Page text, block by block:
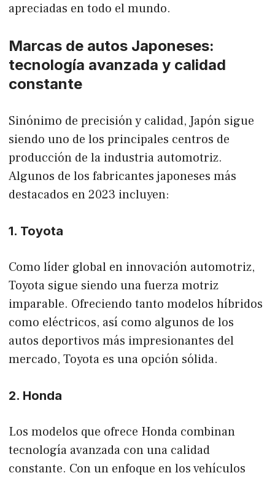
apreciadas en todo el mundo.
Marcas de autos Japoneses:
tecnología avanzada y calidad
constante
Sinónimo de precisión y calidad, Japón sigue
siendo uno de los principales centros de
producción de la industria automotriz.
Algunos de los fabricantes japoneses más
destacados en 2023 incluyen:
1. Toyota
Como líder global en innovación automotriz,
Toyota sigue siendo una fuerza motriz
imparable. Ofreciendo tanto modelos híbridos
como eléctricos, así como algunos de los
autos deportivos más impresionantes del
mercado, Toyota es una opción sólida.
2. Honda
Los modelos que ofrece Honda combinan
tecnología avanzada con una calidad
constante. Con un enfoque en los vehículos